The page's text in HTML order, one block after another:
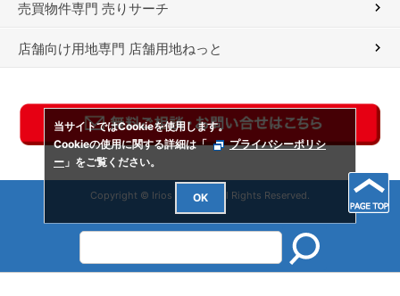
売買物件専門 売りサーチ
店舗向け用地専門 店舗用地ねっと
Copyright © Irios Co., Ltd. All Rights Reserved.
当サイトではCookieを使用します。
Cookieの使用に関する詳細は「
プライバシーポリシ
ー 」をご覧ください。
OK